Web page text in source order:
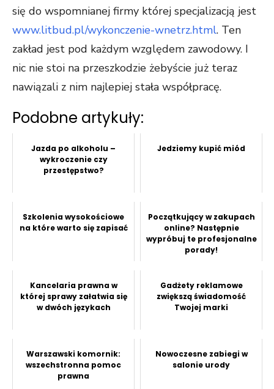
się do wspomnianej firmy której specjalizacją jest
www.litbud.pl/wykonczenie-wnetrz.html. Ten
zakład jest pod każdym względem zawodowy. I
nic nie stoi na przeszkodzie żebyście już teraz
nawiązali z nim najlepiej stała współpracę.
Podobne artykuły:
Jazda po alkoholu –
wykroczenie czy
przestępstwo?
Jedziemy kupić miód
Szkolenia wysokościowe
na które warto się zapisać
Początkujący w zakupach
online? Następnie
wypróbuj te profesjonalne
porady!
Kancelaria prawna w
której sprawy załatwia się
w dwóch językach
Gadżety reklamowe
zwiększą świadomość
Twojej marki
Warszawski komornik:
wszechstronna pomoc
prawna
Nowoczesne zabiegi w
salonie urody